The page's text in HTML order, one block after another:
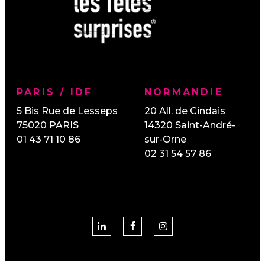
PARIS / IDF
5 Bis Rue de Lesseps
75020 PARIS
01 43 71 10 86
NORMANDIE
20 All. de Cindais
14320 Saint-André-
sur-Orne
02 31 54 57 86